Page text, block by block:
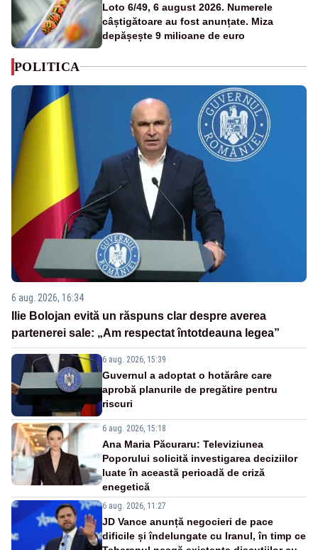
Loto 6/49, 6 august 2026. Numerele
câștigătoare au fost anunțate. Miza
depășește 9 milioane de euro
POLITICA
6 aug. 2026, 16:34
Ilie Bolojan evită un răspuns clar despre averea
partenerei sale: „Am respectat întotdeauna legea”
6 aug. 2026, 15:39
Guvernul a adoptat o hotărâre care
aprobă planurile de pregătire pentru
riscuri
6 aug. 2026, 15:18
Ana Maria Păcuraru: Televiziunea
Poporului solicită investigarea deciziilor
luate în această perioadă de criză
enegetică
6 aug. 2026, 11:27
JD Vance anunță negocieri de pace
dificile și îndelungate cu Iranul, în timp ce